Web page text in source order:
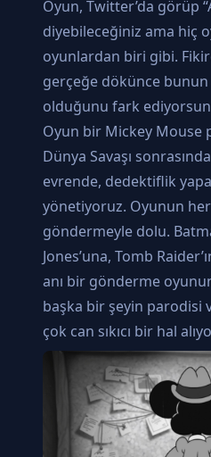
Oyun, Twitter’da görüp
diyebileceğiniz ama hiç
oyunlardan biri gibi.
gerçeğe dökünce
olduğunu fark
Oyun bir Mickey Mouse
Dünya Savaşı
evrende, dedektiflik
yönetiyoruz. Oyunun her
göndermeyle dolu.
Jones’una, Tomb
anı bir gönderme
başka bir şeyin parodisi
çok can sıkıcı bir hal